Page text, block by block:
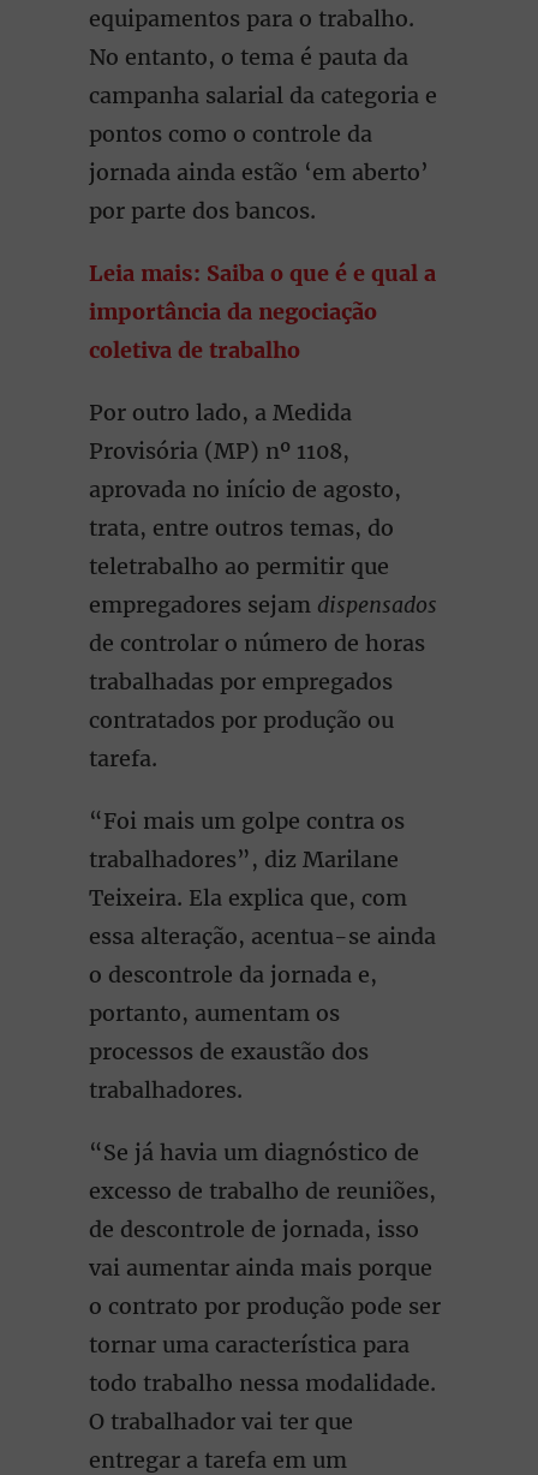
equipamentos para o trabalho.
No entanto, o tema é pauta da
campanha salarial da categoria e
pontos como o controle da
jornada ainda estão ‘em aberto’
por parte dos bancos.
Leia mais: Saiba o que é e qual a
importância da negociação
coletiva de trabalho
Por outro lado, a Medida
Provisória (MP) nº 1108,
aprovada no início de agosto,
trata, entre outros temas, do
teletrabalho ao permitir que
empregadores sejam dispensados
de controlar o número de horas
trabalhadas por empregados
contratados por produção ou
tarefa.
“Foi mais um golpe contra os
trabalhadores”, diz Marilane
Teixeira. Ela explica que, com
essa alteração, acentua-se ainda
o descontrole da jornada e,
portanto, aumentam os
processos de exaustão dos
trabalhadores.
“Se já havia um diagnóstico de
excesso de trabalho de reuniões,
de descontrole de jornada, isso
vai aumentar ainda mais porque
o contrato por produção pode ser
tornar uma característica para
todo trabalho nessa modalidade.
O trabalhador vai ter que
entregar a tarefa em um